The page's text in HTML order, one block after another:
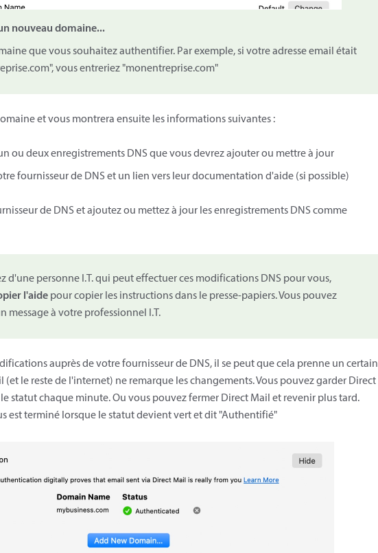
nouveau domaine...
que vous souhaitez authentifier. Par exemple, si votre adresse email était
vous entreriez "monentreprise.com"
et vous montrera ensuite les informations suivantes :
ou deux enregistrements DNS que vous devrez ajouter ou mettre à jour
fournisseur de DNS et un lien vers leur documentation d'aide (si possible)
de DNS et ajoutez ou mettez à jour les enregistrements DNS comme
d'une personne I.T. qui peut effectuer ces modifications DNS pour vous,
l'aidepour copier les instructions dans le presse-papiers. Vous pouvez
message à votre professionnel I.T.
auprès de votre fournisseur de DNS, il se peut que cela prenne un certain
(et le reste de l'internet) ne remarque les changements. Vous pouvez garder Direct
statut chaque minute. Ou vous pouvez fermer Direct Mail et revenir plus tard.
est terminé lorsque le statut devient vert et dit "Authentifié"